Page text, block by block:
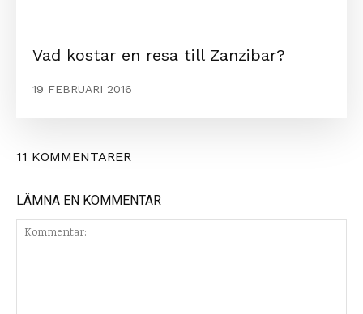
Vad kostar en resa till Zanzibar?
19 FEBRUARI 2016
11 KOMMENTARER
LÄMNA EN KOMMENTAR